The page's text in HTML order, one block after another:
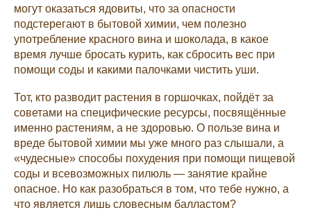
могут оказаться ядовиты, что за опасности
подстерегают в бытовой химии, чем полезно
употребление красного вина и шоколада, в какое
время лучше бросать курить, как сбросить вес при
помощи соды и какими палочками чистить уши.
Тот, кто разводит растения в горшочках, пойдёт за
советами на специфические ресурсы, посвящённые
именно растениям, а не здоровью. О пользе вина и
вреде бытовой химии мы уже много раз слышали, а
«чудесные» способы похудения при помощи пищевой
соды и всевозможных пилюль — занятие крайне
опасное. Но как разобраться в том, что тебе нужно, а
что является лишь словесным балластом?